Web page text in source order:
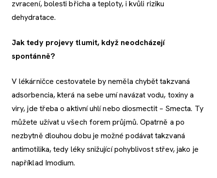
zvracení, bolesti břicha a teploty, i kvůli riziku
dehydratace.
Jak tedy projevy tlumit, když neodcházejí
spontánně?
V lékárničce cestovatele by neměla chybět takzvaná
adsorbencia, která na sebe umí navázat vodu, toxiny a
viry, jde třeba o aktivní uhlí nebo diosmectit – Smecta. Ty
můžete užívat u všech forem průjmů. Opatrně a po
nezbytně dlouhou dobu je možné podávat takzvaná
antimotilika, tedy léky snižující pohyblivost střev, jako je
například Imodium.